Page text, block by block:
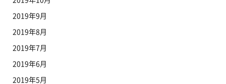
2019年9月
2019年8月
2019年7月
2019年6月
2019年5月